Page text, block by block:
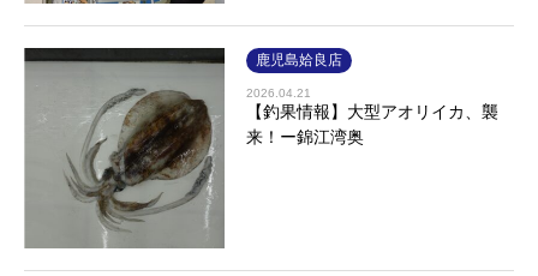
鹿児島姶良店
2026.04.21
【釣果情報】大型アオリイカ、襲
来！ー錦江湾奥